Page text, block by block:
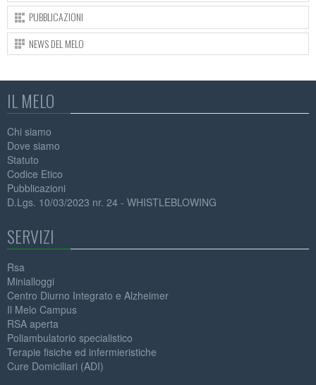
PUBBLICAZIONI
NEWS DEL MELO
IL MELO
Chi siamo
Dove siamo
Statuto
Codice Etico
Pubblicazioni
D.Lgs. 10/03/2023 nr. 24 - WHISTLEBLOWING
SERVIZI
Rsa
Minialloggi
Centro Diurno Integrato e Alzheimer
Il Melo Campus
RSA aperta
Poliambulatorio specialistico
Terapie fisiche ed infermieristiche
Cure Domiciliari (ADI)